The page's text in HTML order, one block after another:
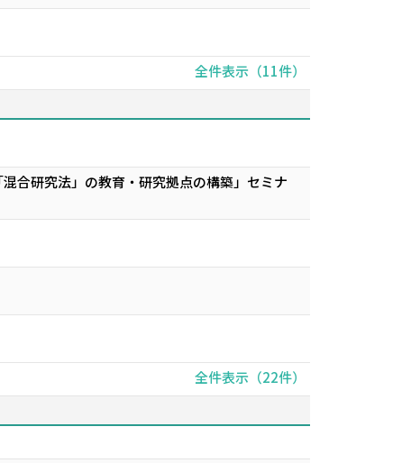
全件表示（11件）
合研究法」の教育・研究拠点の構築」セミナ
全件表示（22件）